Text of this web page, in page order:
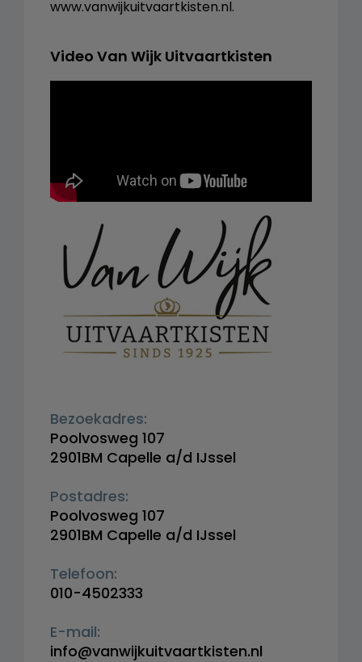
www.vanwijkuitvaartkisten.nl.
Video Van Wijk Uitvaartkisten
Bezoekadres:
Poolvosweg 107
2901BM Capelle a/d IJssel
Postadres:
Poolvosweg 107
2901BM Capelle a/d IJssel
Telefoon:
010-4502333
E-mail:
info@vanwijkuitvaartkisten.nl